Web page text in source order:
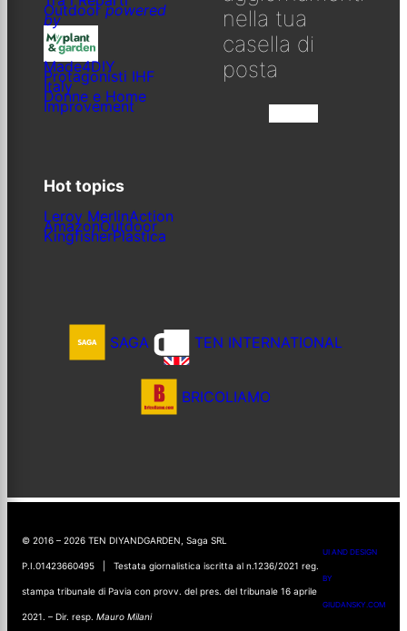
Outdoorpowered
by
Made4DIY
Protagonisti IHF
Italy
Donne e Home
Improvement
Hot topics
Leroy MerlinAction
AmazonOutdoor
KingfisherPlastica
nella tua
casella di
posta
SAGA TEN INTERNATIONAL
BRICOLIAMO
© 2016 – 2026 TEN DIYANDGARDEN, Saga SRL
P.I.01423660495 | Testata giornalistica iscritta al n.1236/2021 reg.
stampa tribunale di Pavia con provv. del pres. del tribunale 16 aprile
2021. – Dir. resp. Mauro Milani
UI AND DESIGN
BY
GIUDANSKY.COM